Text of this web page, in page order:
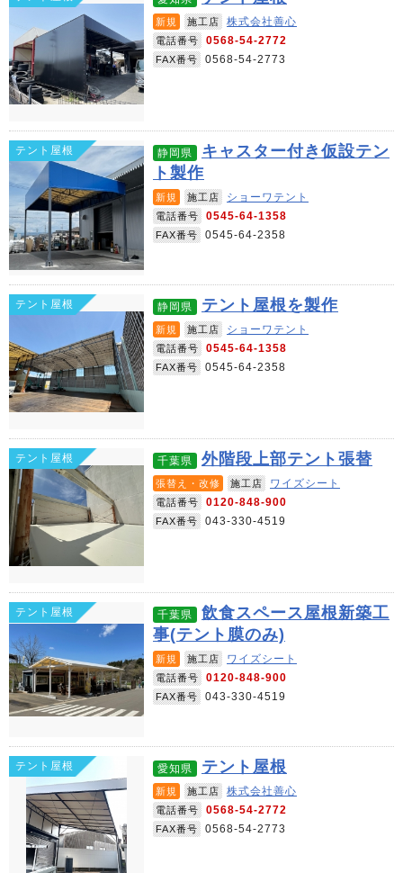
新規 施工店 株式会社善心
電話番号 0568-54-2772
FAX番号 0568-54-2773
テント屋根 静岡県
キャスター付き仮設テン
ト製作
新規 施工店 ショーワテント
電話番号 0545-64-1358
FAX番号 0545-64-2358
テント屋根 静岡県 テント屋根を製作
新規 施工店 ショーワテント
電話番号 0545-64-1358
FAX番号 0545-64-2358
テント屋根 千葉県 外階段上部テント張替
張替え・改修 施工店 ワイズシート
電話番号 0120-848-900
FAX番号 043-330-4519
テント屋根 千葉県
飲食スペース屋根新築工
事(テント膜のみ)
新規 施工店 ワイズシート
電話番号 0120-848-900
FAX番号 043-330-4519
テント屋根 愛知県 テント屋根
新規 施工店 株式会社善心
電話番号 0568-54-2772
FAX番号 0568-54-2773